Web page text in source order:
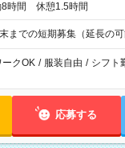
8時間 休憩1.5時間
までの短期募集（延長の可
ークOK / 服装自由 / シフト
応募する